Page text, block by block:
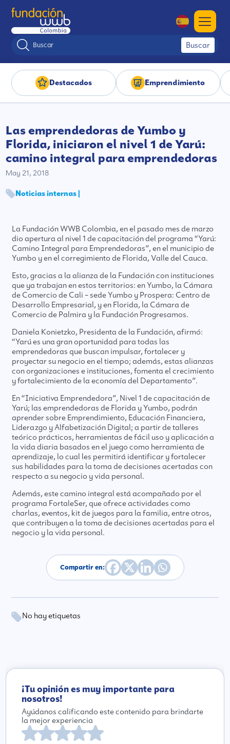
Buscar
Destacados Emprendimiento
Las emprendedoras de Yumbo y
Florida, iniciaron el nivel 1 de Yarú:
camino integral para emprendedoras
May 21, 2018
Noticias internas |
La Fundación WWB Colombia, en el pasado mes de marzo
dio apertura al nivel 1 de capacitación del programa “Yarú:
Camino Integral para Emprendedoras”, en el municipio de
Yumbo y en el corregimiento de Florida, Valle del Cauca.
Esto, gracias a la alianza de la Fundación con instituciones
que ya trabajan en estos territorios: en Yumbo, la Cámara
de Comercio de Cali – sede Yumbo y Prospera: Centro de
Desarrollo Empresarial, y en Florida, la Cámara de
Comercio de Palmira y la Fundación Progresamos.
Daniela Konietzko, Presidenta de la Fundación, afirmó:
“Yarú es una gran oportunidad para todas las
emprendedoras que buscan impulsar, fortalecer y
proyectar su negocio en el tiempo; además, estas alianzas
con organizaciones e instituciones, fomenta el crecimiento
y fortalecimiento de la economía del Departamento”.
En “Iniciativa Emprendedora”, Nivel 1 de capacitación de
Yarú; las emprendedoras de Florida y Yumbo, podrán
aprender sobre Emprendimiento, Educación Financiera,
Liderazgo y Alfabetización Digital; a partir de talleres
teórico prácticos, herramientas de fácil uso y aplicación a
la vida diaria basados en el juego como herramienta de
aprendizaje, lo cual les permitirá identificar y fortalecer
sus habilidades para la toma de decisiones acertadas con
respecto a su negocio y vida personal.
Además, este camino integral está acompañado por el
programa FortaleSer, que ofrece actividades como
charlas, eventos, kit de juegos para la familia, entre otros,
que contribuyen a la toma de decisiones acertadas para el
negocio y la vida personal.
Compartir en:
No hay etiquetas
¡Tu opinión es muy importante para
nosotros!
Ayúdanos calificando este contenido para brindarte
la mejor experiencia